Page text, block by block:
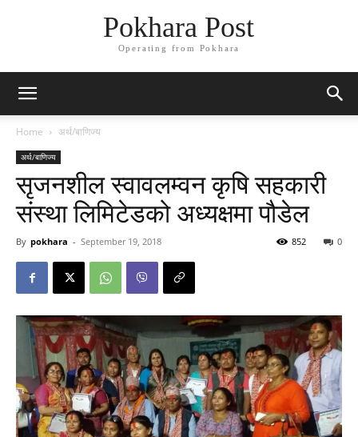
Pokhara Post
Operating from Pokhara
Home अर्थ/बाणिज्य
अर्थ/बाणिज्य
सृजनशील स्वावलम्वन कृषि सहकारी
संस्था लिमिटेडको अध्यक्षमा पौडेल
By pokhara - September 19, 2018 0
852